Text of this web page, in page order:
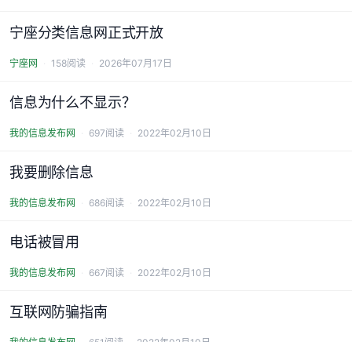
宁座分类信息网正式开放
宁座网 158阅读 2026年07月17日
信息为什么不显示？
我的信息发布网 697阅读 2022年02月10日
我要删除信息
我的信息发布网 686阅读 2022年02月10日
电话被冒用
我的信息发布网 667阅读 2022年02月10日
互联网防骗指南